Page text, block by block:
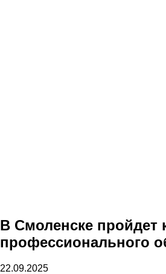
В Смоленске пройдет
профессионального
22.09.2025